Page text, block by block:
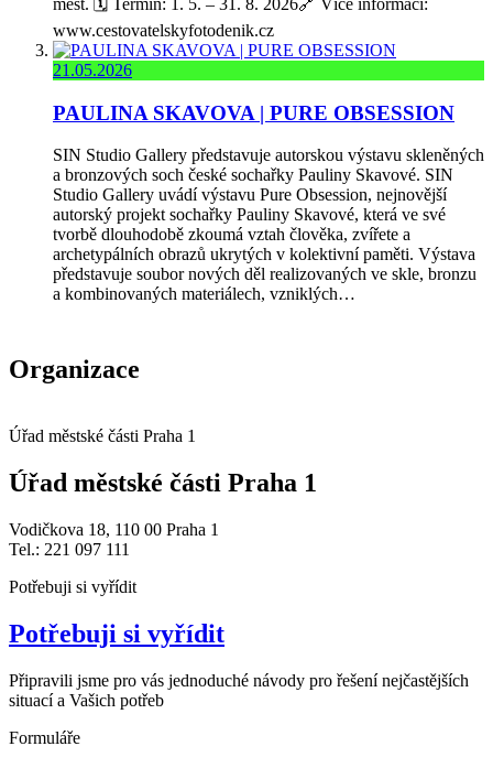
www.cestovatelskyfotodenik.cz
21.05.2026
PAULINA SKAVOVA | PURE OBSESSION
SIN Studio Gallery představuje autorskou výstavu skleněných
a bronzových soch české sochařky Pauliny Skavové. SIN
Studio Gallery uvádí výstavu Pure Obsession, nejnovější
autorský projekt sochařky Pauliny Skavové, která ve své
tvorbě dlouhodobě zkoumá vztah člověka, zvířete a
archetypálních obrazů ukrytých v kolektivní paměti. Výstava
představuje soubor nových děl realizovaných ve skle, bronzu
a kombinovaných materiálech, vzniklých…
Organizace
Úřad městské části Praha 1
Úřad městské části Praha 1
Vodičkova 18, 110 00 Praha 1
Tel.: 221 097 111
Potřebuji si vyřídit
Potřebuji si vyřídit
Připravili jsme pro vás jednoduché návody pro řešení nejčastějších
situací a Vašich potřeb
Formuláře